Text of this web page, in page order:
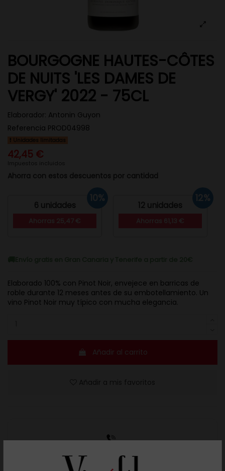
BOURGOGNE HAUTES-CÔTES
DE NUITS 'LES DAMES DE
VERGY' 2022 - 75CL
Elaborador: Antonin Guyon
Referencia PROD04998
Unidades limitadas
42,45 €
Impuestos incluidos
Ahorra con estos descuentos por cantidad
6 unidades
10%
12 unidades
12%
Elaborado 100% con Pinot Noir, envejece en barricas de
roble durante 12 meses antes de su embotellamiento. Un
vino Pinot Noir muy típico con mucha elegancia.
Añadir al carrito